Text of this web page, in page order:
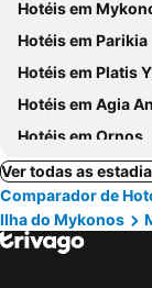
Hotéis em
Hotéis em Parikia
Hotéis em Platis
Hotéis em Agia
Hotéis em Ornos
Ver todas as
Comparador de
Ilha do Mykonos